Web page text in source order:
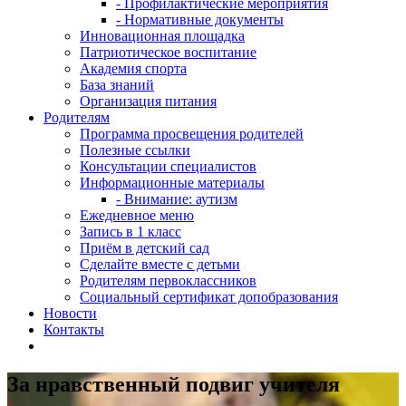
- Профилактические мероприятия
- Нормативные документы
Инновационная площадка
Патриотическое воспитание
Академия спорта
База знаний
Организация питания
Родителям
Программа просвещения родителей
Полезные ссылки
Консультации специалистов
Информационные материалы
- Внимание: аутизм
Ежедневное меню
Запись в 1 класс
Приём в детский сад
Сделайте вместе с детьми
Родителям первоклассников
Социальный сертификат допобразования
Новости
Контакты
За нравственный подвиг учителя